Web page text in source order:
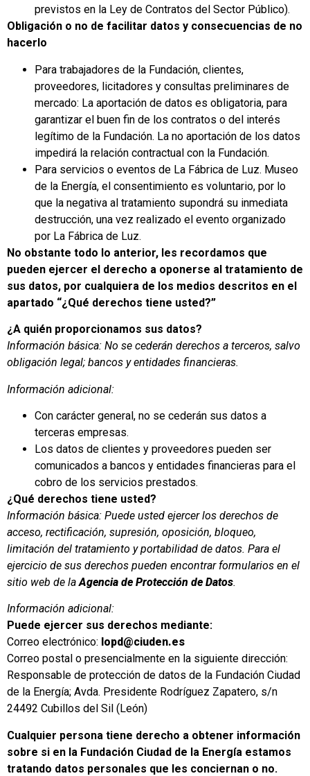
previstos en la Ley de Contratos del Sector Público).
Obligación o no de facilitar datos y consecuencias de no
hacerlo
Para trabajadores de la Fundación, clientes,
proveedores, licitadores y consultas preliminares de
mercado: La aportación de datos es obligatoria, para
garantizar el buen fin de los contratos o del interés
legítimo de la Fundación. La no aportación de los datos
impedirá la relación contractual con la Fundación.
Para servicios o eventos de La Fábrica de Luz. Museo
de la Energía, el consentimiento es voluntario, por lo
que la negativa al tratamiento supondrá su inmediata
destrucción, una vez realizado el evento organizado
por La Fábrica de Luz.
No obstante todo lo anterior, les recordamos que
pueden ejercer el derecho a oponerse al tratamiento de
sus datos, por cualquiera de los medios descritos en el
apartado “¿Qué derechos tiene usted?”
¿A quién proporcionamos sus datos?
Información básica: No se cederán derechos a terceros, salvo
obligación legal; bancos y entidades financieras.
Información adicional:
Con carácter general, no se cederán sus datos a
terceras empresas.
Los datos de clientes y proveedores pueden ser
comunicados a bancos y entidades financieras para el
cobro de los servicios prestados.
¿Qué derechos tiene usted?
Información básica: Puede usted ejercer los derechos de
acceso, rectificación, supresión, oposición, bloqueo,
limitación del tratamiento y portabilidad de datos. Para el
ejercicio de sus derechos pueden encontrar formularios en el
sitio web de laAgencia de Protección de Datos.
Información adicional:
Puede ejercer sus derechos mediante:
Correo electrónico: lopd@ciuden.es
Correo postal o presencialmente en la siguiente dirección:
Responsable de protección de datos de la Fundación Ciudad
de la Energía; Avda. Presidente Rodríguez Zapatero, s/n
24492 Cubillos del Sil (León)
Cualquier persona tiene derecho a obtener información
sobre si en la Fundación Ciudad de la Energía estamos
tratando datos personales que les conciernan o no.